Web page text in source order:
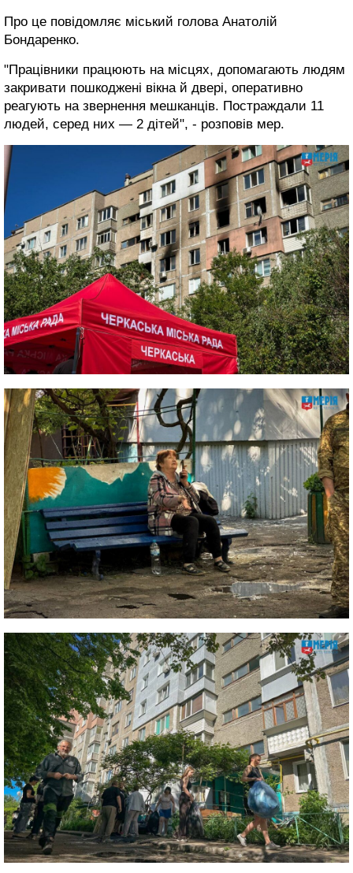
Про це повідомляє міський голова Анатолій
Бондаренко.
"Працівники працюють на місцях, допомагають людям
закривати пошкоджені вікна й двері, оперативно
реагують на звернення мешканців. Постраждали 11
людей, серед них — 2 дітей", - розповів мер.